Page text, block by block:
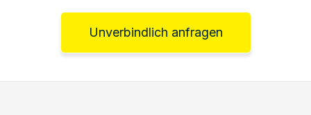
Unverbindlich anfragen